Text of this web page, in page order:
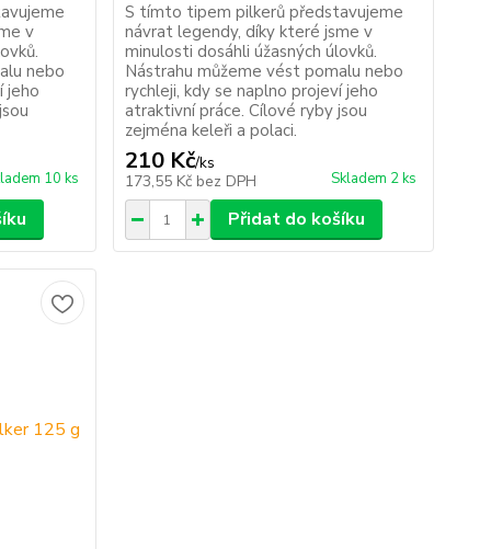
v
nebo
jeho
10 ks
S tímto tipem pilkerů představujeme
návrat legendy, díky které jsme v
minulosti dosáhli úžasných úlovků.
Nástrahu můžeme vést pomalu nebo
rychleji, kdy se naplno projeví jeho
atraktivní práce. Cílové ryby jsou
zejména keleři a polaci.
210 Kč/ks
173,55 Kč bez DPH Skladem 2 ks
Přidat do košíku